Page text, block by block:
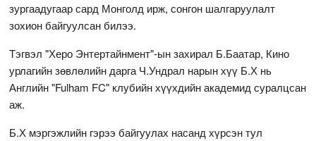
зургаадугаар сард Монголд ирж, сонгон шалгаруулалт
зохион байгуулсан билээ.
Тэгвэл "Херо Энтертайнмент"-ын захирал Б.Баатар, Кино
урлагийн зөвлөлийн дарга Ч.Ундрал нарын хүү Б.Х нь
Английн "Fulham FC" клубийн хүүхдийн академид суралцсан
аж.
Б.Х мэргэжлийн гэрээ байгуулах насанд хүрсэн тул